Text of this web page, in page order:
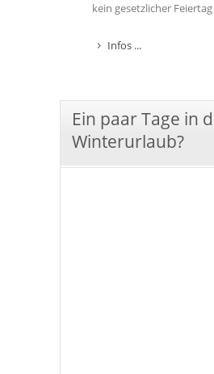
kein gesetzlicher
Infos ...
Ein paar Tage in
Winterurlaub?